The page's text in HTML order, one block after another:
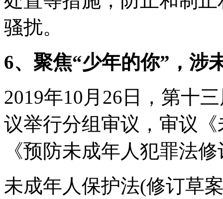
骚扰。
6、聚焦“少年的你”，涉
2019年10月26日，第十
议举行分组审议，审议
《预防未成年人犯罪法
未成年人保护法(修订草